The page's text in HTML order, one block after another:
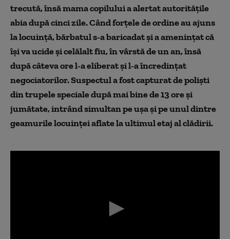
trecută, însă mama copilului a alertat autoritățile
abia după cinci zile. Când forțele de ordine au ajuns
la locuință, bărbatul s-a baricadat și a amenințat că
își va ucide și celălalt fiu, în vârstă de un an, însă
după câteva ore l-a eliberat și l-a încredințat
negociatorilor. Suspectul a fost capturat de poliști
din trupele speciale după mai bine de 13 ore și
jumătate, intrând simultan pe ușa și pe unul dintre
geamurile locuinței aflate la ultimul etaj al clădirii.